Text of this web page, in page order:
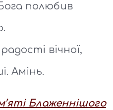
полюбив
вічної,
Амінь.
Блаженнішого